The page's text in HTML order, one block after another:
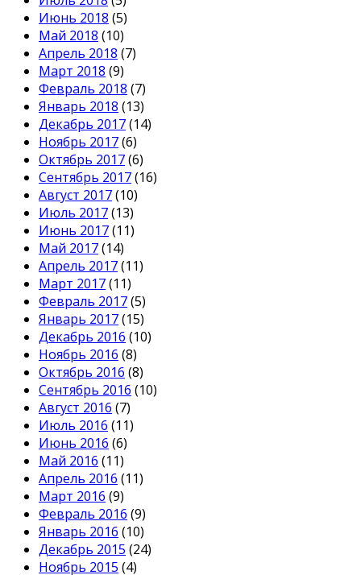
Июнь 2018 (5)
Май 2018 (10)
Апрель 2018 (7)
Март 2018 (9)
Февраль 2018 (7)
Январь 2018 (13)
Декабрь 2017(14)
Ноябрь 2017(6)
Октябрь 2017(6)
Сентябрь 2017(16)
Август 2017(10)
Июль 2017(13)
Июнь 2017(11)
Май 2017(14)
Апрель 2017(11)
Март 2017(11)
Февраль 2017(5)
Январь 2017(15)
Декабрь 2016 (10)
Ноябрь 2016 (8)
Октябрь 2016 (8)
Сентябрь 2016 (10)
Август 2016 (7)
Июль 2016 (11)
Июнь 2016 (6)
Май 2016 (11)
Апрель 2016 (11)
Март 2016 (9)
Февраль 2016 (9)
Январь 2016 (10)
Декабрь 2015 (24)
Ноябрь 2015 (4)